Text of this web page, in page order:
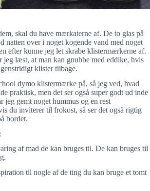
skal du have mærkaterne af. De to glas på
natten over i noget kogende vand med noget
efter kunne jeg let skrabe klistermærkerne af.
jeg læst, at man kan gnubbe med eddike, hvis
klister tilbage.
dymo klistermærke på, så jeg ved, hvad
praktisk, men det ser også super godt ud inde
jeg gemt noget hummus og en rest
du inviterer til frokost, så ser det også rigtig
bordet.
af mad de kan bruges til. De kan bruges til
til nogle af de ting du kan bruge et tomt